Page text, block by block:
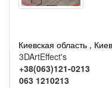
Киевская область ,
3DArtEffect's
+38(063)121-0213
063 1210213